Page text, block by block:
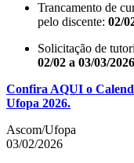
Trancamento de
pelo discente: 02/
Solicitação de
02/02 a 03/03/2026
Confira AQUI o
Ufopa 2026.
Ascom/Ufopa
03/02/2026